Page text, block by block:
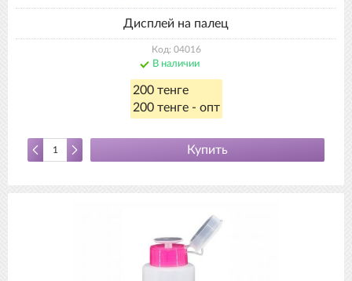
Дисплей на палец
Код: 04016
В наличии
200 тенге
200 тенге - опт
Купить